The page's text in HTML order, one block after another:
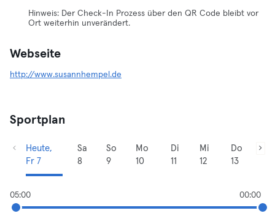
Hinweis: Der Check-In Prozess über den QR Code bleibt vor
Ort weiterhin unverändert.
Webseite
http://www.susannhempel.de
Sportplan
Heute,
Fr 7
Sa
8
So
9
Mo
10
Di
11
Mi
12
Do
13
05:00 00:00